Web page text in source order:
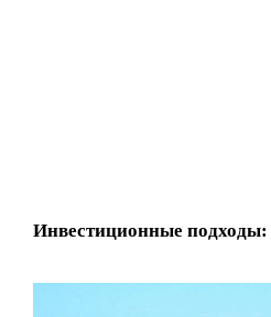
Инвестиционные подходы: